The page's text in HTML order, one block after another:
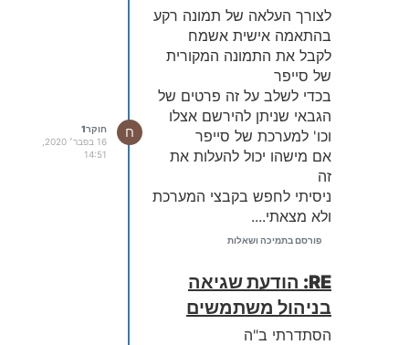
?
לצורך העלאה של תמונה רקע
בהתאמה אישית אשמח
לקבל את התמונה המקורית
של סייפר
בכדי לשלב על זה פרטים של
הגבאי שניתן להירשם אצלו
וכו' למערכת של סייפר
אם מישהו יכול להעלות את
זה
ניסיתי לחפש בקבצי המערכת
ולא מצאתי....
תודה רבה
פורסם בתמיכה ושאלות
ח
חוקר1
14:51
RE: הודעת שגיאה
בניהול משתמשים
הסתדרתי ב"ה